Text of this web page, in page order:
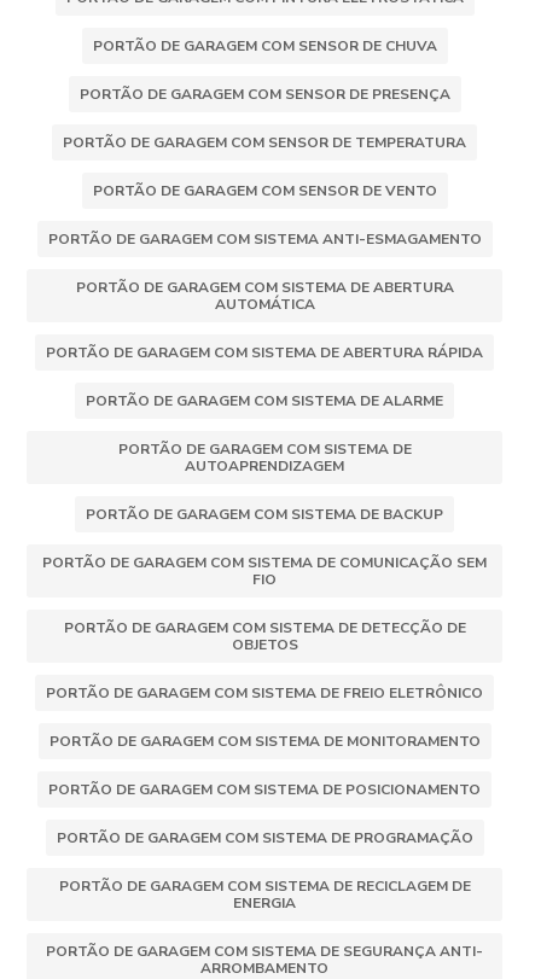
PORTÃO DE GARAGEM COM SENSOR DE CHUVA
PORTÃO DE GARAGEM COM SENSOR DE PRESENÇA
PORTÃO DE GARAGEM COM SENSOR DE TEMPERATURA
PORTÃO DE GARAGEM COM SENSOR DE VENTO
PORTÃO DE GARAGEM COM SISTEMA ANTI-ESMAGAMENTO
PORTÃO DE GARAGEM COM SISTEMA DE ABERTURA
AUTOMÁTICA
PORTÃO DE GARAGEM COM SISTEMA DE ABERTURA RÁPIDA
PORTÃO DE GARAGEM COM SISTEMA DE ALARME
PORTÃO DE GARAGEM COM SISTEMA DE
AUTOAPRENDIZAGEM
PORTÃO DE GARAGEM COM SISTEMA DE BACKUP
PORTÃO DE GARAGEM COM SISTEMA DE COMUNICAÇÃO SEM
FIO
PORTÃO DE GARAGEM COM SISTEMA DE DETECÇÃO DE
OBJETOS
PORTÃO DE GARAGEM COM SISTEMA DE FREIO ELETRÔNICO
PORTÃO DE GARAGEM COM SISTEMA DE MONITORAMENTO
PORTÃO DE GARAGEM COM SISTEMA DE POSICIONAMENTO
PORTÃO DE GARAGEM COM SISTEMA DE PROGRAMAÇÃO
PORTÃO DE GARAGEM COM SISTEMA DE RECICLAGEM DE
ENERGIA
PORTÃO DE GARAGEM COM SISTEMA DE SEGURANÇA ANTI-
ARROMBAMENTO